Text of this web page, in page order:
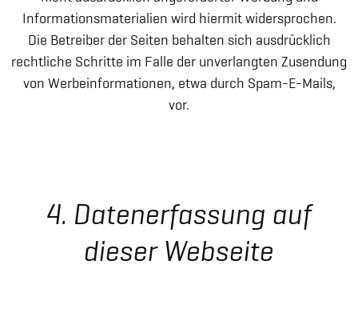
Informationsmaterialien wird hiermit widersprochen.
Die Betreiber der Seiten behalten sich ausdrücklich
rechtliche Schritte im Falle der unverlangten Zusendung
von Werbeinformationen, etwa durch Spam-E-Mails,
vor.
4. Datenerfassung auf
dieser Webseite